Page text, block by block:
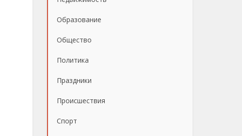
Образование
Общество
Политика
Праздники
Происшествия
Спорт